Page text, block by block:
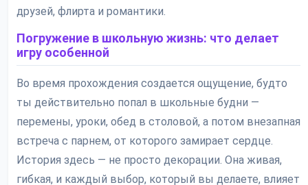
друзей, флирта и романтики.
Погружение в школьную жизнь: что делает
игру особенной
Во время прохождения создается ощущение, будто
ты действительно попал в школьные будни —
перемены, уроки, обед в столовой, а потом внезапная
встреча с парнем, от которого замирает сердце.
История здесь — не просто декорации. Она живая,
гибкая, и каждый выбор, который вы делаете, влияет